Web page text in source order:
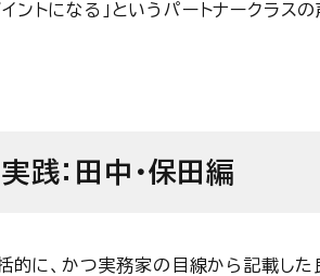
トになる」というパートナークラスの
践：田中・保田編
的に、かつ実務家の目線から記載した